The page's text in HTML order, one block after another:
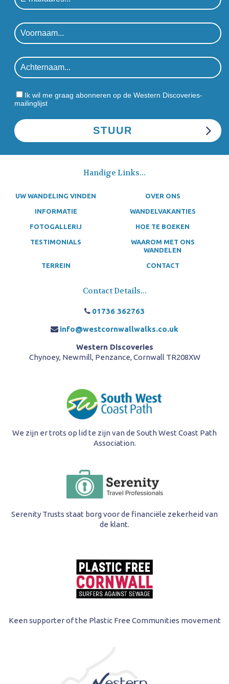
Ik wil me graag abonneren op de Western Discoveries-
mailinglijst
Handige Links...
UW WANDELING VINDEN OVER ONS
INFORMATIE WANDELVAKANTIES
FOTOGALLERIJ HOE TE BOEKEN
TESTIMONIALS
WAAROM MET ONS
WANDELEN
TERREIN CONTACT
Contact Details...
01736 362763
info@westcornwallwalks.co.uk
Western Discoveries
Chynoey, Newmill, Penzance, Cornwall TR208XW
We zijn er trots op lid te zijn van de South West Coast Path
Association.
Serenity Trusts staat borg voor de financiële zekerheid van
de klant.
Keen supporter of the Plastic Free Communities movement